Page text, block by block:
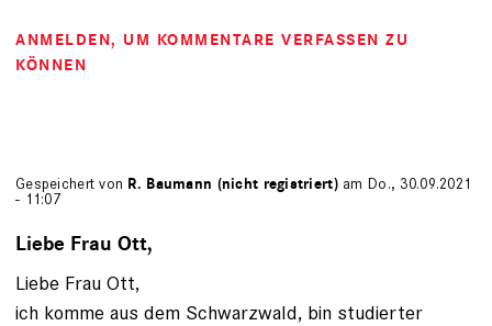
ANMELDEN, UM KOMMENTARE VERFASSEN ZU
KÖNNEN
Gespeichert von R. Baumann (nicht registriert)am Do., 30.09.2021
- 11:07
Liebe Frau Ott,
Liebe Frau Ott,
ich komme aus dem Schwarzwald, bin studierter